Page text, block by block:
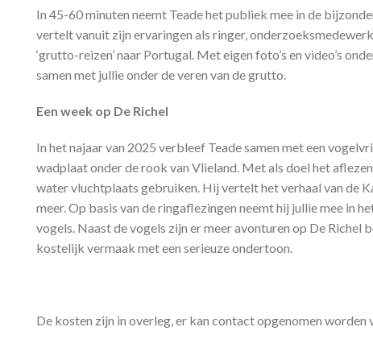
In 45-60 minuten neemt Teade het publiek mee in de
vertelt vanuit zijn ervaringen als ringer,
‘grutto-reizen’ naar Portugal. Met eigen foto’s en video’s
samen met jullie onder de veren van de grutto.
Een week op De Richel
In het najaar van 2025 verbleef Teade samen met een
wadplaat onder de rook van Vlieland. Met als doel het
water vluchtplaats gebruiken. Hij vertelt het verhaal van de
meer. Op basis van de ringaflezingen neemt hij jullie mee in
vogels. Naast de vogels zijn er meer avonturen op De Richel
kostelijk vermaak met een serieuze ondertoon.
De kosten zijn in overleg, er kan contact opgenomen worden